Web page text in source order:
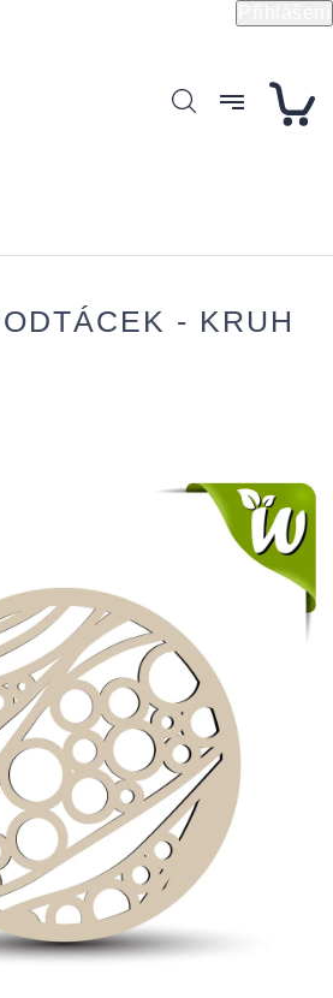
- KRUH